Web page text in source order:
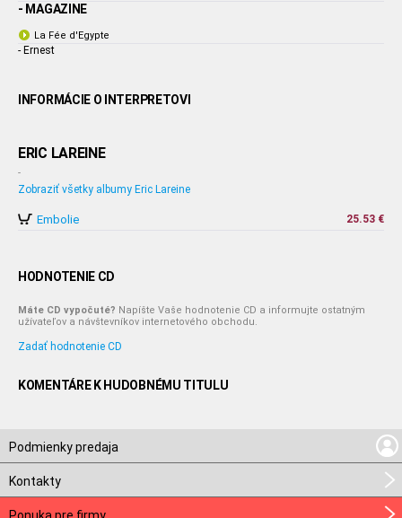
- MAGAZINE
La Fée d'Egypte
- Ernest
INFORMÁCIE O INTERPRETOVI
ERIC LAREINE
-
Zobraziť všetky albumy Eric Lareine
Embolie 25.53 €
HODNOTENIE CD
Máte CD vypočuté? Napíšte Vaše hodnotenie CD a informujte ostatným
užívateľov a návštevníkov internetového obchodu.
Zadať hodnotenie CD
KOMENTÁRE K HUDOBNÉMU TITULU
Podmienky predaja
Kontakty